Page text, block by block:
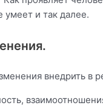
умеет и так далее.
внедрить в